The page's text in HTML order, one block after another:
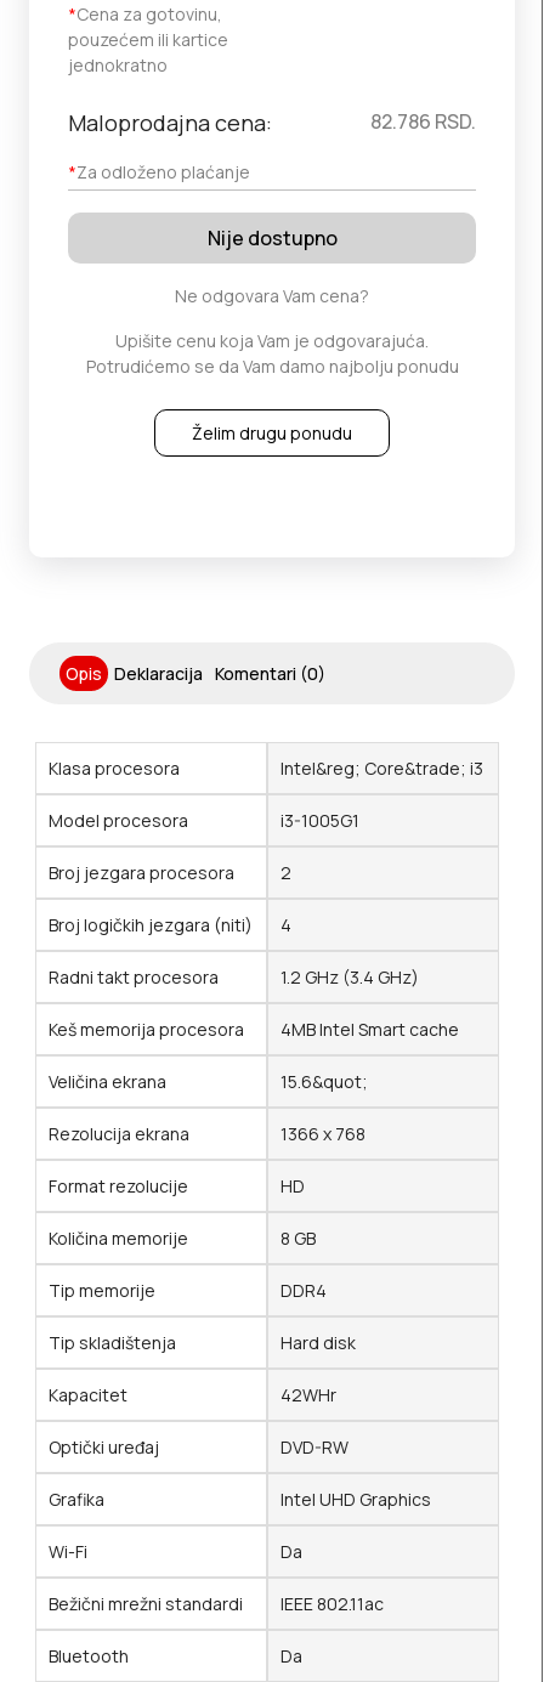
*Cena za gotovinu,
pouzećem ili kartice
jednokratno
Maloprodajna cena:
*Za odloženo plaćanje
82.786 RSD.
Nije dostupno
Ne odgovara Vam cena?
Upišite cenu koja Vam je odgovarajuća.
Potrudićemo se da Vam damo najbolju ponudu
Želim drugu ponudu
Opis Deklaracija Komentari (0)
Klasa procesora Intel&reg; Core&trade; i3
Model procesora i3-1005G1
Broj jezgara procesora 2
Broj logičkih jezgara (niti) 4
Radni takt procesora 1.2 GHz (3.4 GHz)
Keš memorija procesora 4MB Intel Smart cache
Veličina ekrana 15.6&quot;
Rezolucija ekrana 1366 x 768
Format rezolucije HD
Količina memorije 8 GB
Tip memorije DDR4
Tip skladištenja Hard disk
Kapacitet 42WHr
Optički uređaj DVD-RW
Grafika Intel UHD Graphics
Wi-Fi Da
Bežični mrežni standardi IEEE 802.11ac
Bluetooth Da